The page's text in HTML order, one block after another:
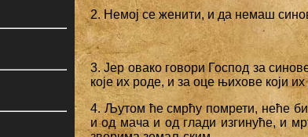
2. Немој се женити, и да немаш
3. Јер овако говори Господ за
које их роде, и за оце њихове који
4. Љутом ће смрћу помрети, неће
и од мача и од глади изгинуће, и